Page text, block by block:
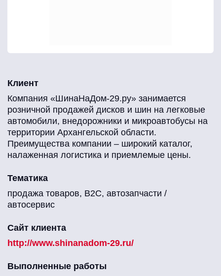
Клиент
Компания «ШинаНаДом-29.ру» занимается
розничной продажей дисков и шин на легковые
автомобили, внедорожники и микроавтобусы на
территории Архангельской области.
Преимущества компании – широкий каталог,
налаженная логистика и приемлемые цены.
Тематика
продажа товаров, B2C, автозапчасти /
автосервис
Сайт клиента
http://www.shinanadom-29.ru/
Выполненные работы